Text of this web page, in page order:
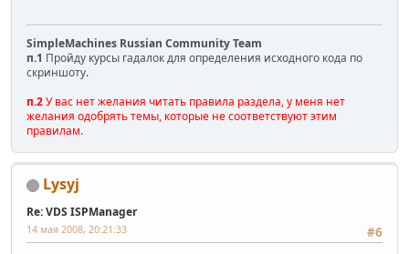
SimpleMachines Russian Community Team
п.1 Пройду курсы гадалок для определения исходного кода по
скриншоту.
п.2У вас нет желания читать правила раздела, у меня нет
желания одобрять темы, которые не соответствуют этим
правилам.
Lysyj
Re: VDS ISPManager
#6
14 мая 2008, 20:21:33